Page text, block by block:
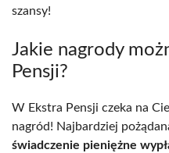
szansy!
Jakie nagrody
Pensji?
W Ekstra Pensji czeka na
nagród! Najbardziej
świadczenie pieniężne